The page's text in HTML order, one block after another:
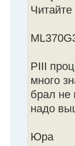
Читайте
PIII
много
брал не
надо
Юра